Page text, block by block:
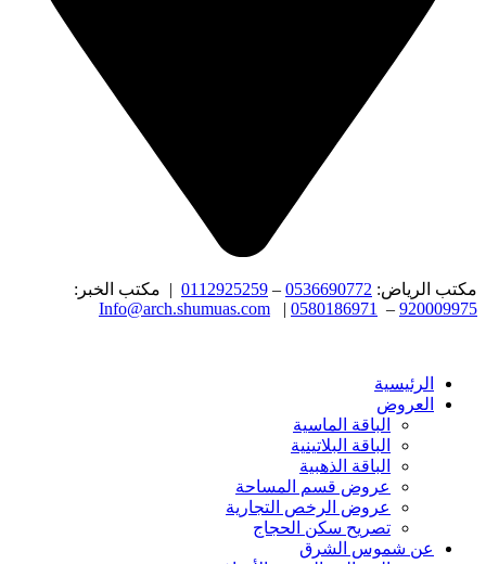
مكتب الرياض: 0536690772
–
0112925259 | مكتب الخبر:
920009975
–
0580186971
|
Info@arch.shumuas.com
الرئيسية
العروض
الباقة الماسية
الباقة البلاتينية
الباقة الذهبية
عروض قسم المساحة
عروض الرخص التجارية
تصريح سكن الحجاج
عن شموس الشرق